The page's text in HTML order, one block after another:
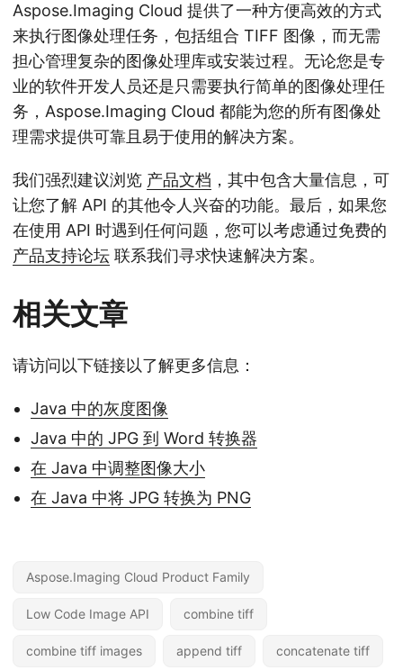
Aspose.Imaging Cloud 提供了一种方便高效的方式
来执行图像处理任务，包括组合 TIFF 图像，而无需
担心管理复杂的图像处理库或安装过程。无论您是专
业的软件开发人员还是只需要执行简单的图像处理任
务，Aspose.Imaging Cloud 都能为您的所有图像处
理需求提供可靠且易于使用的解决方案。
我们强烈建议浏览 产品文档 ，其中包含大量信息，可
让您了解 API 的其他令人兴奋的功能。最后，如果您
在使用 API 时遇到任何问题，您可以考虑通过免费的
产品支持论坛 联系我们寻求快速解决方案。
相关文章
请访问以下链接以了解更多信息：
Java 中的灰度图像
Java 中的 JPG 到 Word 转换器
在 Java 中调整图像大小
在 Java 中将 JPG 转换为 PNG
Aspose.Imaging Cloud Product Family
Low Code Image API combine tiff
combine tiff images append tiff concatenate tiff